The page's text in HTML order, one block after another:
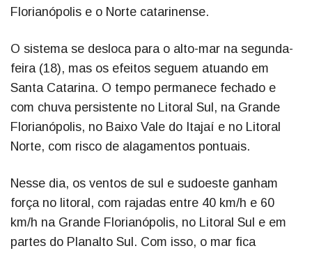
Florianópolis e o Norte catarinense.
O sistema se desloca para o alto-mar na segunda-
feira (18), mas os efeitos seguem atuando em
Santa Catarina. O tempo permanece fechado e
com chuva persistente no Litoral Sul, na Grande
Florianópolis, no Baixo Vale do Itajaí e no Litoral
Norte, com risco de alagamentos pontuais.
Nesse dia, os ventos de sul e sudoeste ganham
força no litoral, com rajadas entre 40 km/h e 60
km/h na Grande Florianópolis, no Litoral Sul e em
partes do Planalto Sul. Com isso, o mar fica